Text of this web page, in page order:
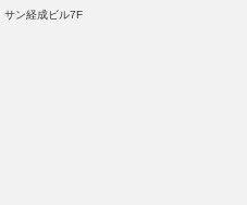
サン経成ビル7F